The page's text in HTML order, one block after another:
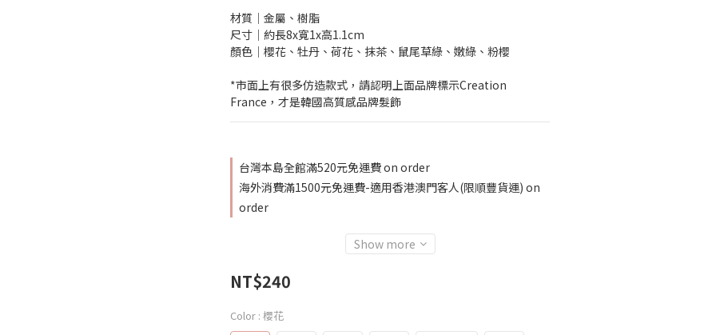
材質│金屬、樹脂
尺寸│約長8x寬1x高1.1cm
顏色│櫻花、牡丹、荷花、抹茶、鼠尾草綠、嫩綠、粉櫻
*市面上有很多仿造款式，請認明上面品牌標示Creation
France，才是韓國高質感品牌髮飾
台灣本島全館滿520元免運費 on order
海外消費滿1500元免運費-適用香港澳門客人(限順豐貨運) on
order
Show more
NT$240
Color : 櫻花